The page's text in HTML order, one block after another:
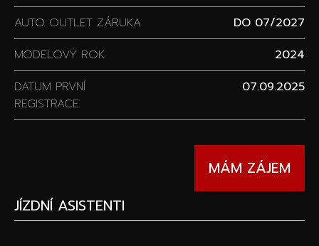
AUTO OUTLET ZÁRUKA
DO 07/2027
MODELOVÝ ROK
2024
DATUM PRVNÍ
REGISTRACE
07.09.2025
MÁM ZÁJEM
JÍZDNÍ ASISTENTI